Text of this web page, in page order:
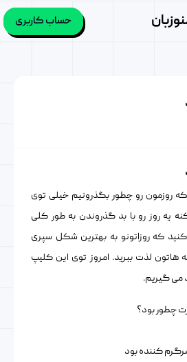
حساب کاربری
روزمون رو چطور بگذرونیم خیلی توی
یه روز رو با بد گذروندن به طور کلی
که روزاتونو به بهترین شکل سپری
لذت ببرید. امروز توی این کلیپ
می گیریم.